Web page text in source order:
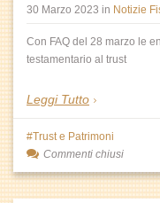
30 Marzo 2023 in Notizie
Con FAQ del 28 marzo le
testamentario al trust
Leggi Tutto
Trust e Patrimoni
Commenti chiusi